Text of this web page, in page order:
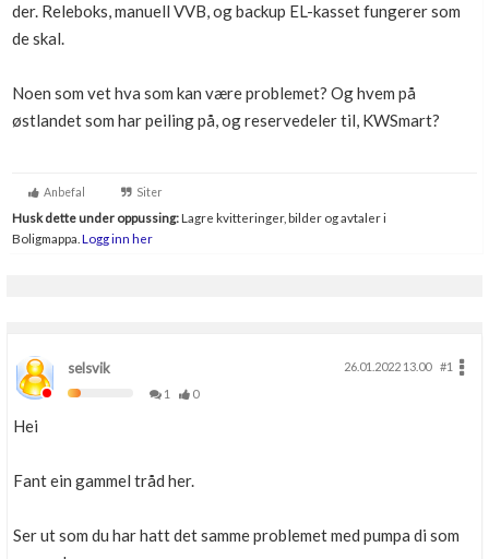
der. Releboks, manuell VVB, og backup EL-kasset fungerer som
de skal.
Noen som vet hva som kan være problemet? Og hvem på
østlandet som har peiling på, og reservedeler til, KWSmart?
Anbefal Siter
Husk dette under oppussing:Lagre kvitteringer, bilder og avtaler i
Boligmappa. Logg inn her
selsvik 26.01.2022 13.00
#1
1
0
Hei
Fant ein gammel tråd her.
Ser ut som du har hatt det samme problemet med pumpa di som